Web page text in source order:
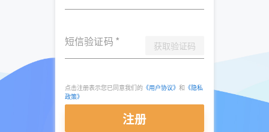
短信验证码 * 获取验证码
点击注册表示您已同意我们的 《用户协议》 和 《隐私
政策》
注册